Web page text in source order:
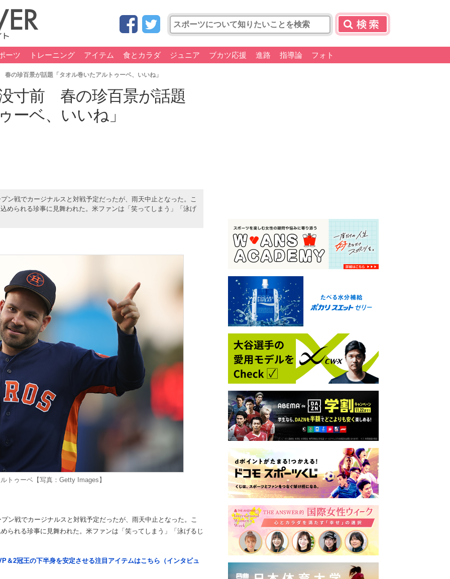
ーツ トレーニング アイテム 食とカラダ ジュニア ブカツ応援 進路 指導論 フォト
の珍百景が話題「タオル巻いたアルトゥーベ、いいね」
寸前 春の珍百景が話題
ーベ、いいね」
ン戦でカージナルスと対戦予定だったが、雨天中止となった。こ
められる珍事に見舞われた。米ファンは「笑ってしまう」「泳げ
トゥーベ【写真：Getty Images】
戦でカージナルスと対戦予定だったが、雨天中止となった。こ
られる珍事に見舞われた。米ファンは「笑ってしまう」「泳げるじ
2冠王の下半身を安定させる注目アイテムはこちら（インタビュ